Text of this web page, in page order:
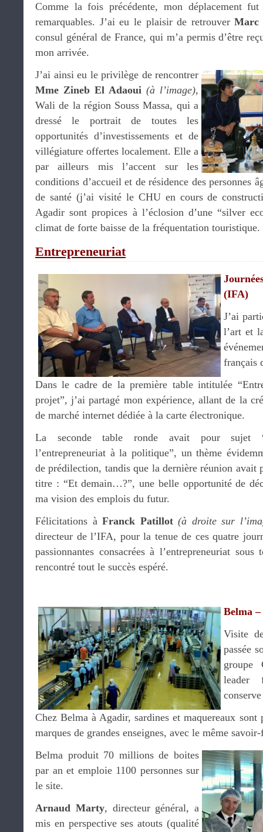
Comme la fois précédente, mon déplacement
remarquables. J’ai eu le plaisir de retrouverMarc
consul général de France, qui m’a permis d’être
mon arrivée.
J’ai ainsi eu le privilège de rencontrer
Mme Zineb El Adaoui (à l’image),
Wali de la région Souss Massa, qui a
dressé le portrait de toutes les
opportunités d’investissements et de
villégiature offertes localement. Elle a
par ailleurs mis l’accent sur les
conditions d’accueil et de résidence des personnes
de santé (j’ai visité le CHU en cours de
Agadir sont propices à l’éclosion d’une “silver
climat de forte baisse de la fréquentation touristique.
Entrepreneuriat
(IFA)
J’ai
l’art et
français
Dans le cadre de la première table intitulée
projet”, j’ai partagé mon expérience, allant de la
de marché internet dédiée à la carte électronique.
La seconde table ronde avait pour sujet
l’entrepreneuriat à la politique”, un thème
de prédilection, tandis que la dernière réunion avait
titre : “Et demain…?”, une belle opportunité de
ma vision des emplois du futur.
Félicitations àFranck Patillot (à droite sur
directeur de l’IFA, pour la tenue de ces quatre
passionnantes consacrées à l’entrepreneuriat
rencontré tout le succès espéré.
Belma –
Visite
passée
groupe
leader
Chez Belma à Agadir, sardines et maquereaux sont
marques de grandes enseignes, avec le même
Belma produit 70 millions de boites
par an et emploie 1100 personnes sur
le site.
Arnaud Marty, directeur général, a
mis en perspective ses atouts (qualité